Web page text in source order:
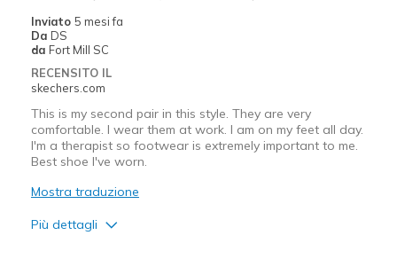
Inviato 5 mesi fa
Da DS
da Fort Mill SC
RECENSITO IL
skechers.com
This is my second pair in this style. They are very
comfortable. I wear them at work. I am on my feet all day.
I'm a therapist so footwear is extremely important to me.
Best shoe I've worn.
Mostra traduzione
Più dettagli